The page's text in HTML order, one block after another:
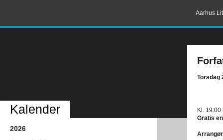
Aarhus
Torsdag
Kl. 19:00
Gratis
Kalender
2026